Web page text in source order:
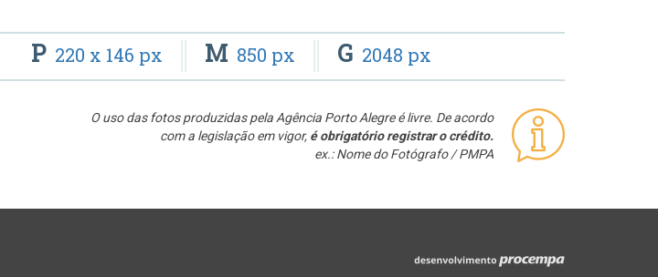
P 220 x 146 px M 850 px G 2048 px
O uso das fotos produzidas pela Agência Porto Alegre é livre. De acordo
com a legislação em vigor, é obrigatório registrar o crédito.
ex.: Nome do Fotógrafo / PMPA